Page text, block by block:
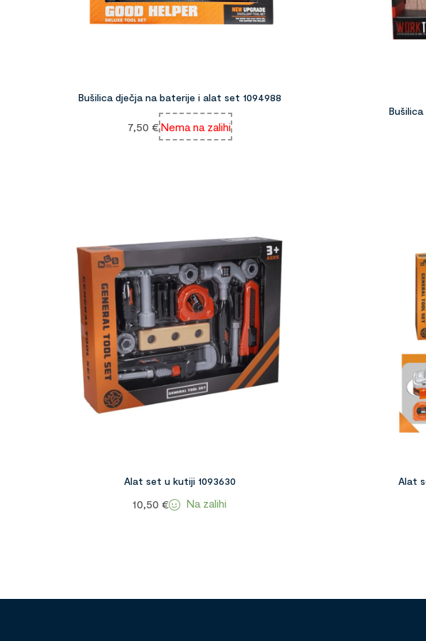
Bušilica dječja na baterije i alat set 1094988
7,50 €Nema na zalihi
Alat set u kutiji 1093630
10,50€ Na zalihi
Alat